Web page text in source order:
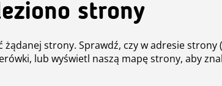
strony
żądanej strony. Sprawdź, czy w adresie strony
lub wyświetl naszą mapę strony, aby